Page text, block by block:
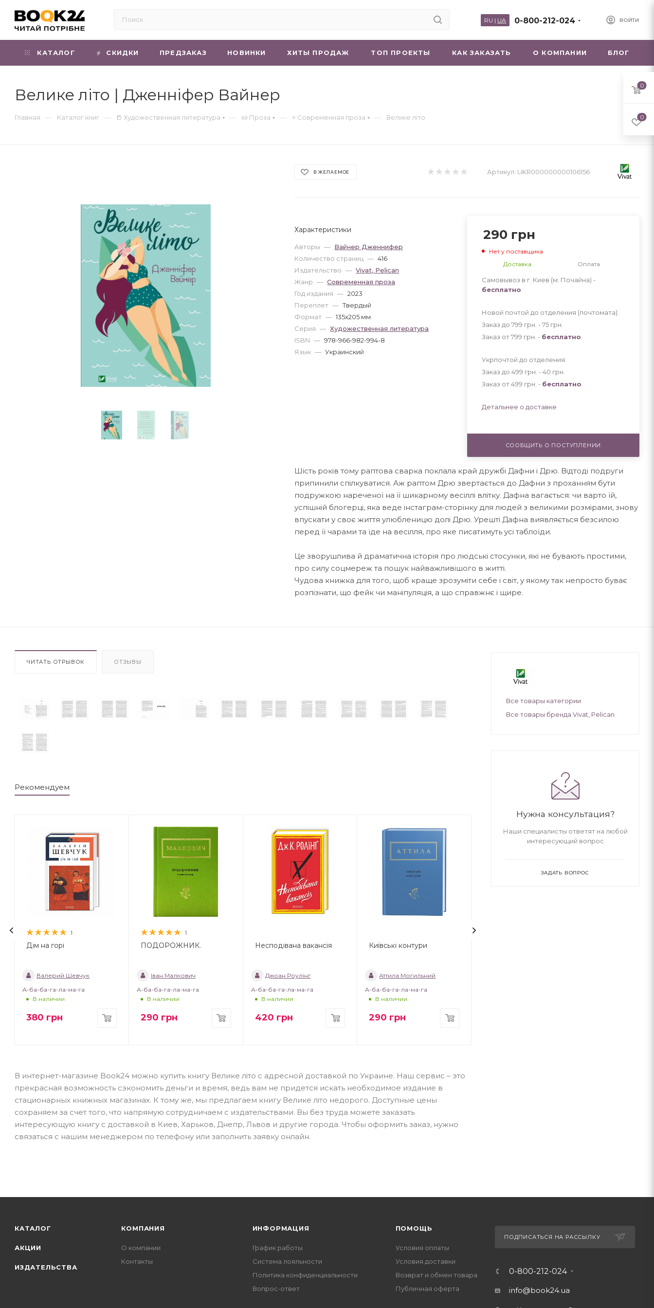
ВОЙТИ
0-800-212-024
RU | UA
КАТАЛОГ СКИДКИ ПРЕДЗАКАЗ НОВИНКИ ХИТЫ ПРОДАЖ ТОП ПРОЕКТЫ КАК ЗАКАЗАТЬ О КОМПАНИИ БЛОГ
Велике літо | Дженніфер Вайнер
Главная — Каталог книг — 📒 Художественная литература — 📜 Проза — ⭐ Современная проза — Велике літо
В ЖЕЛАЕМОЕ Артикул: UKR000000000106156
Характеристики
Авторы — Вайнер Дженнифер
Количество страниц — 416
Издательство — Vivat, Pelican
Жанр — Современная проза
Год издания — 2023
Переплет — Твердый
Формат — 135x205 мм
Серия — Художественная литература
ISBN — 978-966-982-994-8
Язык — Украинский
290 грн
Нет у поставщика
Доставка
Оплата
Самовывоз в г. Киев (м. Почайна) -
бесплатно
Новой почтой до отделения (почтомата):
Заказ до 799 грн. - 75 грн
Заказ от 799 грн. - бесплатно
Укрпочтой до отделения:
Заказ до 499 грн. - 40 грн
Заказ от 499 грн. - бесплатно
Детальнее о доставке
СООБЩИТЬ О ПОСТУПЛЕНИИ
Шість років тому раптова сварка поклала край дружбі Дафни і Дрю. Відтоді подруги
припинили спілкуватися. Аж раптом Дрю звертається до Дафни з проханням бути
подружкою нареченої на її шикарному весіллі влітку. Дафна вагається: чи варто їй,
успішній блогерці, яка веде інстаграм-сторінку для людей з великими розмірами, знову
впускати у своє життя улюбленицю долі Дрю. Урешті Дафна виявляється безсилою
перед її чарами та їде на весілля, про яке писатимуть усі таблоїди.
Це зворушлива й драматична історія про людські стосунки, які не бувають простими,
про силу соцмереж та пошук найважливішого в житті.
Чудова книжка для того, щоб краще зрозуміти себе і світ, у якому так непросто буває
розпізнати, що фейк чи маніпуляція, а що справжнє і щире.
ЧИТАТЬ ОТРЫВОК ОТЗЫВЫ
Рекомендуем
1
Дім на горі
Валерий Шевчук
А-ба-ба-га-ла-ма-га
В наличии
380 грн
1
ПОДОРОЖНИК.
Іван Малкович
А-ба-ба-га-ла-ма-га
В наличии
290 грн
Несподівана вакансія
Джоан Роулінг
А-ба-ба-га-ла-ма-га
В наличии
420 грн
Київські контури
Аттила Могильний
А-ба-ба-га-ла-ма-га
В наличии
290 грн
В интернет-магазине Book24 можно купить книгу Велике літо с адресной доставкой по Украине. Наш сервис – это
прекрасная возможность сэкономить деньги и время, ведь вам не придется искать необходимое издание в
стационарных книжных магазинах. К тому же, мы предлагаем книгу Велике літо недорого. Доступные цены
сохраняем за счет того, что напрямую сотрудничаем с издательствами. Вы без труда можете заказать
интересующую книгу с доставкой в Киев, Харьков, Днепр, Львов и другие города. Чтобы оформить заказ, нужно
связаться с нашим менеджером по телефону или заполнить заявку онлайн.
Все товары категории
Все товары бренда Vivat, Pelican
Нужна консультация?
Наши специалисты ответят на любой
интересующий вопрос
ЗАДАТЬ ВОПРОС
КАТАЛОГ
АКЦИИ
ИЗДАТЕЛЬСТВА
КОМПАНИЯ
О компании
Контакты
ИНФОРМАЦИЯ
График работы
Система лояльности
Политика конфиденциальности
Вопрос-ответ
ПОМОЩЬ
Условия оплаты
Условия доставки
Возврат и обмен товара
Публичная оферта
ПОДПИСАТЬСЯ НА РАССЫЛКУ
0-800-212-024
info@book24.ua
0
0